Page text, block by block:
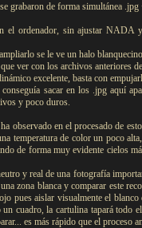
grabaron de forma simultánea
ordenador, sin ajustar NADA
se le ve un halo
ver con los archivos anteriores
excelente, basta con
sacar en los .jpg aquí
y poco duros.
observado en el procesado de
temperatura de color un poco
de forma muy evidente cielos
y real de una fotografía
zona blanca y comparar este
pues aislar visualmente el
cuadro, la cartulina tapará todo
es más rápido que el proceso